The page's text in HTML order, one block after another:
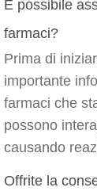
È possibile
farmaci?
Prima di
importante
farmaci che
possono
causando
Offrite la